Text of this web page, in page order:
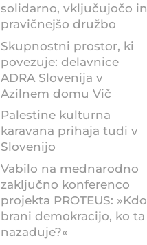
solidarno, vključujočo in
pravičnejšo družbo
Skupnostni prostor, ki
povezuje: delavnice
ADRA Slovenija v
Azilnem domu Vič
Palestine kulturna
karavana prihaja tudi v
Slovenijo
Vabilo na mednarodno
zaključno konferenco
projekta PROTEUS: »Kdo
brani demokracijo, ko ta
nazaduje?«